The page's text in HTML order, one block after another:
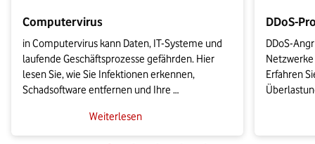
Computervirus
in Computervirus kann Daten, IT-Systeme und
laufende Geschäftsprozesse gefährden. Hier
lesen Sie, wie Sie Infektionen erkennen,
Schadsoftware entfernen und Ihre
Updates, Back-ups und geschulten
Mitarbeitenden schützen.
Weiterlesen
DDoS-
DDoS-
Erfahren
achten